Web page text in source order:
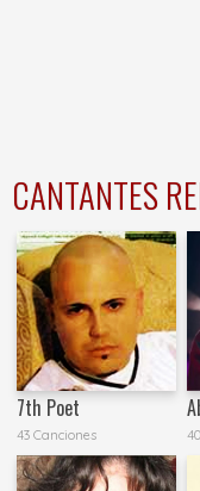
CANTANTES
7th Poet
43 Canciones